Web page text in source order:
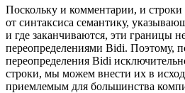
Поскольку и комментарии, и
от синтаксиса семантику,
и где заканчиваются, эти границы
переопределениями Bidi. Поэтому,
переопределения Bidi
строки, мы можем внести их в
приемлемым для большинства